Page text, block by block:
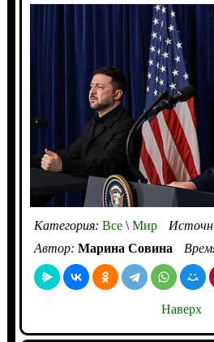
Категория: Все\Мир
Автор: Марина Совина
Наверх